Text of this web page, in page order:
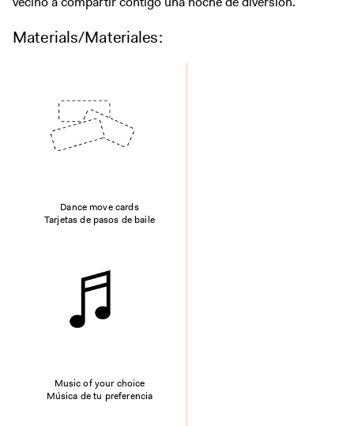
Join + Give
Support the ICA
Materials/Materiales:
Dance move cards
Tarjetas de pasos de baile
Music of your choice
Música de tu preferencia